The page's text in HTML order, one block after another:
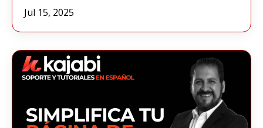
Jul 15, 2025